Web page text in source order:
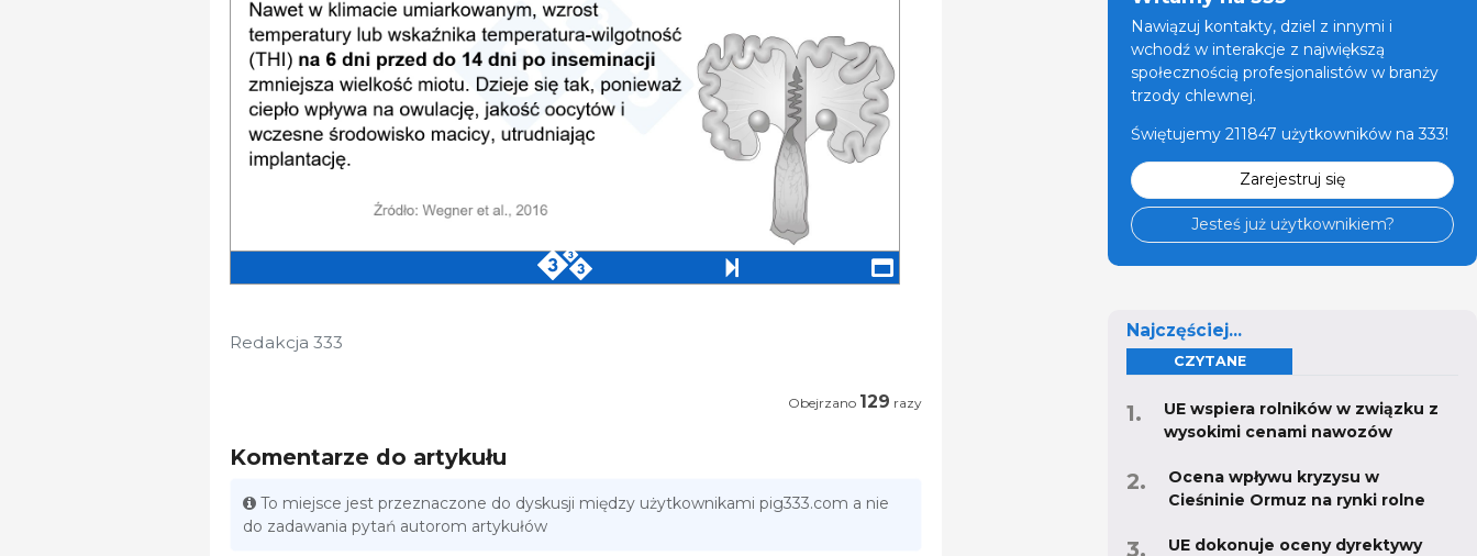
Redakcja 333
Obejrzano 129 razy
Komentarze do artykułu
To miejsce jest przeznaczone do dyskusji między użytkownikami pig333.com a nie
do zadawania pytań autorom artykułów
Nawiązuj kontakty, dziel z innymi i
wchodź w interakcje z największą
społecznością profesjonalistów w branży
trzody chlewnej.
Świętujemy 211847 użytkowników na 333!
Zarejestruj się
Jesteś już użytkownikiem?
Najczęściej...
CZYTANE
UE wspiera rolników w związku z
wysokimi cenami nawozów
Ocena wpływu kryzysu w
Cieśninie Ormuz na rynki rolne
UE dokonuje oceny dyrektywy